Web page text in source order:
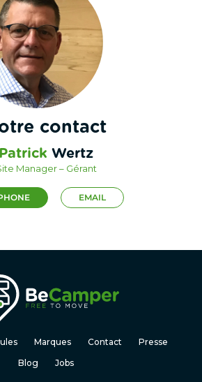
contact
Patrick Wertz
Manager – Gérant
EMAIL
Marques Contact
Presse
Blog
Jobs